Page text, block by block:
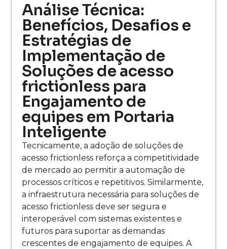
Análise Técnica:
Benefícios, Desafios e
Estratégias de
Implementação de
Soluções de acesso
frictionless para
Engajamento de
equipes em Portaria
Inteligente
Tecnicamente, a adoção de soluções de
acesso frictionless reforça a competitividade
de mercado ao permitir a automação de
processos críticos e repetitivos. Similarmente,
a infraestrutura necessária para soluções de
acesso frictionless deve ser segura e
interoperável com sistemas existentes e
futuros para suportar as demandas
crescentes de engajamento de equipes. A